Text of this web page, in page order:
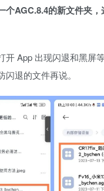
个AGC.8.4的新文件夹
开 App 出现闪退和黑屏
退的文件再说。